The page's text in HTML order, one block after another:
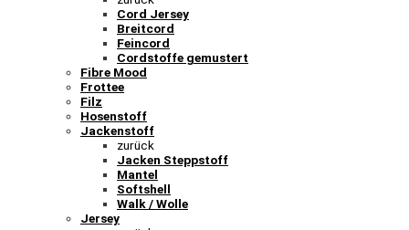
Cord Jersey
Breitcord
Feincord
Cordstoffe gemustert
Fibre Mood
Frottee
Filz
Hosenstoff
Jackenstoff
zurück
Jacken Steppstoff
Mantel
Softshell
Walk / Wolle
Jersey